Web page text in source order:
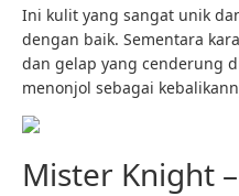
Ini kulit yang sangat unik
dengan baik. Sementara
dan gelap yang cenderung
menonjol sebagai
Mister Knight